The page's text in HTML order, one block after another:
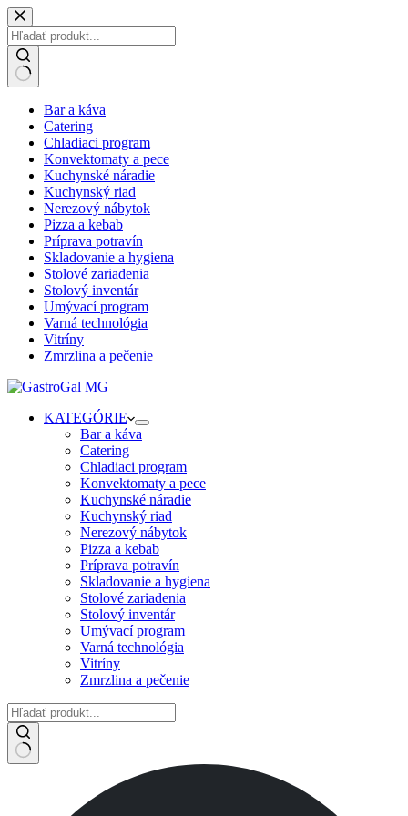
Skip
to
content
results Bar a káva
Catering
Chladiaci program
Konvektomaty a pece
Kuchynské náradie
Kuchynský riad
Nerezový nábytok
Pizza a kebab
Príprava potravín
Skladovanie a hygiena
Stolové zariadenia
Stolový inventár
Umývací program
Varná technológia
Vitríny
Zmrzlina a pečenie
KATEGÓRIE
Bar a káva
Catering
Chladiaci program
Konvektomaty a pece
Kuchynské náradie
Kuchynský riad
Nerezový nábytok
Pizza a kebab
Príprava potravín
Skladovanie a hygiena
Stolové zariadenia
Stolový inventár
Umývací program
Varná technológia
Vitríny
Zmrzlina a pečenie